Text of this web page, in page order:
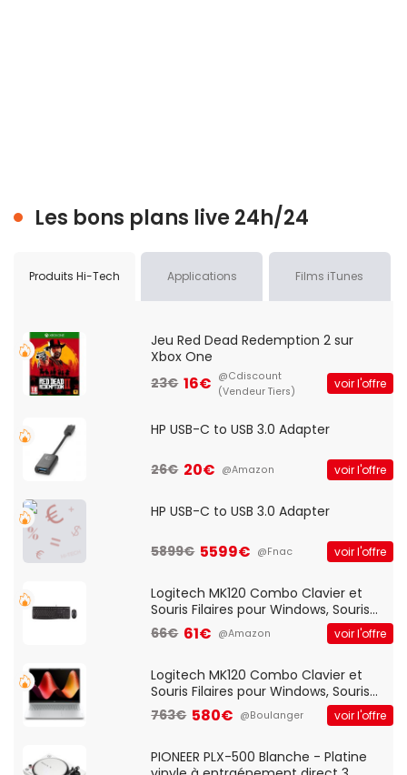
Les bons plans live 24h/24
Produits Hi-Tech Applications Films iTunes
Jeu Red Dead Redemption 2 sur
Xbox One
23€ 16€ @Cdiscount
(Vendeur Tiers)
voir l'offre
HP USB-C to USB 3.0 Adapter
26€ 20€ @Amazon voir l'offre
HP USB-C to USB 3.0 Adapter
5899€ 5599€ @Fnac voir l'offre
Logitech MK120 Combo Clavier et
Souris Filaires pour Windows, Souris
Optique Filaire, Connexion USB Plug
And Play, Confortable, Taille
QWERTY UK - Noir
66€ 61€ @Amazon voir l'offre
Logitech MK120 Combo Clavier et
Souris Filaires pour Windows, Souris
Optique Filaire, Connexion USB Plug
And Play, Confortable, Taille
QWERTY UK - Noir
763€ 580€ @Boulanger voir l'offre
PIONEER PLX-500 Blanche - Platine